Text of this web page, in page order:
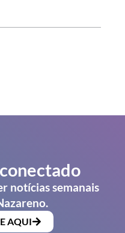
notícias semanais
AQUI